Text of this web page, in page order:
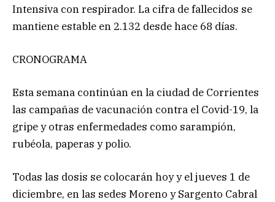
Intensiva con respirador. La cifra de fallecidos se
mantiene estable en 2.132 desde hace 68 días.
CRONOGRAMA
Esta semana continúan en la ciudad de Corrientes
las campañas de vacunación contra el Covid-19, la
gripe y otras enfermedades como sarampión,
rubéola, paperas y polio.
Todas las dosis se colocarán hoy y el jueves 1 de
diciembre, en las sedes Moreno y Sargento Cabral